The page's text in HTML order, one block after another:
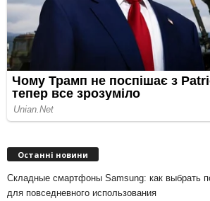
Останні новини
Складные смартфоны Samsung: как выбрать
для повседневного использования